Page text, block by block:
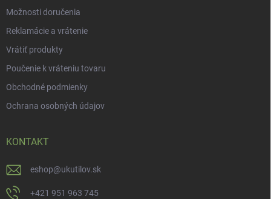
Možnosti doručenia
Reklamácie a vrátenie
Vrátiť produkty
Poučenie k vráteniu tovaru
Obchodné podmienky
Ochrana osobných údajov
KONTAKT
eshop@ukutilov.sk
+421 951 963 745